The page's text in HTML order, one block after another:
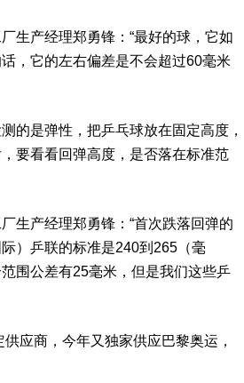
生产经理郑勇锋：“最好的球，它如
，它的左右偏差是不会超过60毫米
的是弹性，把乒乓球放在固定高度，
要看看回弹高度，是否落在标准范
生产经理郑勇锋：“首次跌落回弹的
）乒联的标准是240到265（毫
围公差有25毫米，但是我们这些乒
应商，今年又独家供应巴黎奥运，